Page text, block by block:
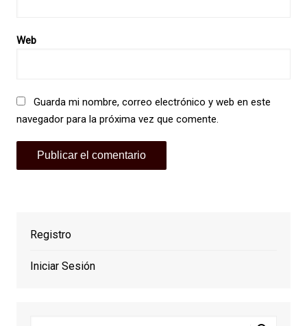
Web
Guarda mi nombre, correo electrónico y web en este
navegador para la próxima vez que comente.
Registro
Iniciar Sesión